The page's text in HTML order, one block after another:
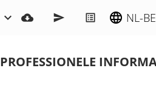
NL-BE
PROFESSIONELE